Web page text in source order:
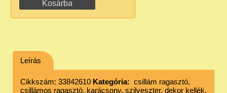
Leírás
Cikkszám: 33842610 Kategória: csillám ragasztó,
csillámos ragasztó, karácsony, szilveszter, dekor kellék,